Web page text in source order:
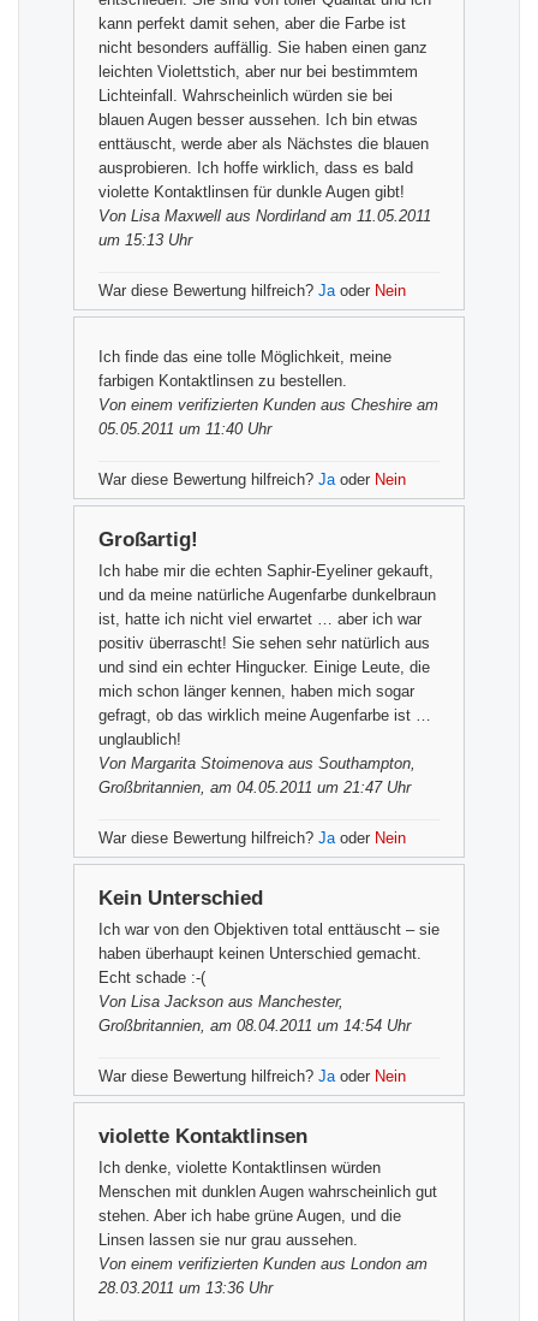
kann perfekt damit sehen, aber die Farbe ist
nicht besonders auffällig. Sie haben einen ganz
leichten Violettstich, aber nur bei bestimmtem
Lichteinfall. Wahrscheinlich würden sie bei
blauen Augen besser aussehen. Ich bin etwas
enttäuscht, werde aber als Nächstes die blauen
ausprobieren. Ich hoffe wirklich, dass es bald
violette Kontaktlinsen für dunkle Augen gibt!
Von Lisa Maxwell aus Nordirland am 11.05.2011
um 15:13 Uhr
War diese Bewertung hilfreich? Jaoder Nein
Ich finde das eine tolle Möglichkeit, meine
farbigen Kontaktlinsen zu bestellen.
Von einem verifizierten Kunden aus Cheshire am
05.05.2011 um 11:40 Uhr
War diese Bewertung hilfreich? Jaoder Nein
Großartig!
Ich habe mir die echten Saphir-Eyeliner gekauft,
und da meine natürliche Augenfarbe dunkelbraun
ist, hatte ich nicht viel erwartet … aber ich war
positiv überrascht! Sie sehen sehr natürlich aus
und sind ein echter Hingucker. Einige Leute, die
mich schon länger kennen, haben mich sogar
gefragt, ob das wirklich meine Augenfarbe ist …
unglaublich!
Von Margarita Stoimenova aus Southampton,
Großbritannien, am 04.05.2011 um 21:47 Uhr
War diese Bewertung hilfreich? Jaoder Nein
Kein Unterschied
Ich war von den Objektiven total enttäuscht – sie
haben überhaupt keinen Unterschied gemacht.
Echt schade :-(
Von Lisa Jackson aus Manchester,
Großbritannien, am 08.04.2011 um 14:54 Uhr
War diese Bewertung hilfreich? Jaoder Nein
violette Kontaktlinsen
Ich denke, violette Kontaktlinsen würden
Menschen mit dunklen Augen wahrscheinlich gut
stehen. Aber ich habe grüne Augen, und die
Linsen lassen sie nur grau aussehen.
Von einem verifizierten Kunden aus London am
28.03.2011 um 13:36 Uhr